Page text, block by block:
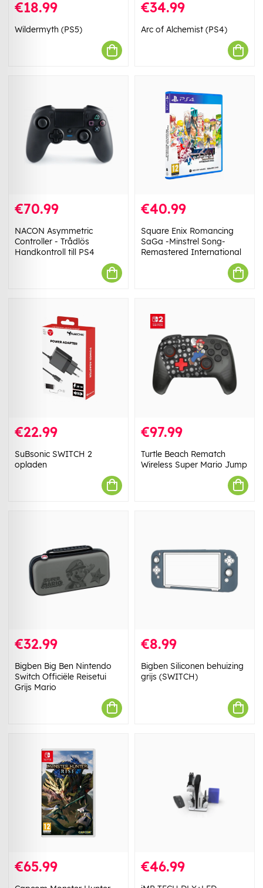
€18.99
Wildermyth (PS5)
€34.99
Arc of Alchemist (PS4)
€70.99
NACON Asymmetric
Controller - Trådlös
Handkontroll till PS4
€40.99
Square Enix Romancing
SaGa -Minstrel Song-
Remastered International
€22.99
SuBsonic SWITCH 2
opladen
€97.99
Turtle Beach Rematch
Wireless Super Mario Jump
€32.99
Bigben Big Ben Nintendo
Switch Officiële Reisetui
Grijs Mario
€8.99
Bigben Siliconen behuizing
grijs (SWITCH)
€65.99 €46.99